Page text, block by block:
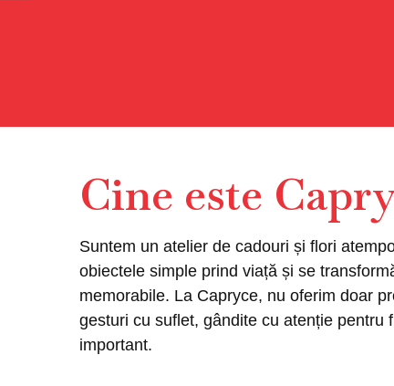
Cine este
Suntem un atelier de cadouri și flori
obiectele simple prind viață și se
memorabile. La Capryce, nu oferim doar
gesturi cu suflet, gândite cu atenție pentru
important.